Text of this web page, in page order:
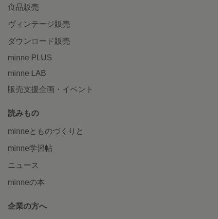
食品販売
ヴィンテージ販売
ダウンロード販売
minne PLUS
minne LAB
販売支援企画・イベント
読みもの
minneとものづくりと
minne学習帖
ニュース
minneの本
企業の方へ